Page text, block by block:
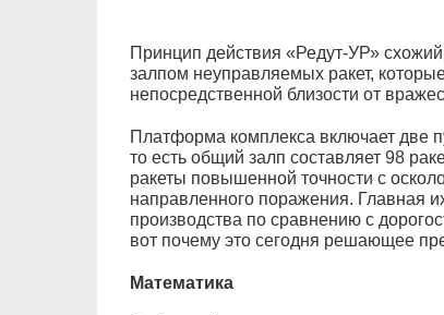
Принцип действия «Редут-УР»
залпом неуправляемых ракет,
непосредственной близости от
Платформа комплекса включает две
то есть общий залп составляет 98
ракеты повышенной точности с
направленного поражения. Главная
производства по сравнению с
вот почему это сегодня решающее
Математика